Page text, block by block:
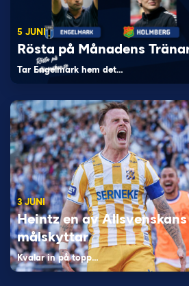
5 JUNI
Rösta på Månadens
Tar Engelmark hem det…
3 JUNI
Heintz en av
målskyttar
Kvalar in på topp…